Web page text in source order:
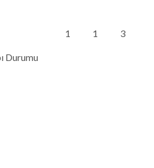
1 1 3
Durumu